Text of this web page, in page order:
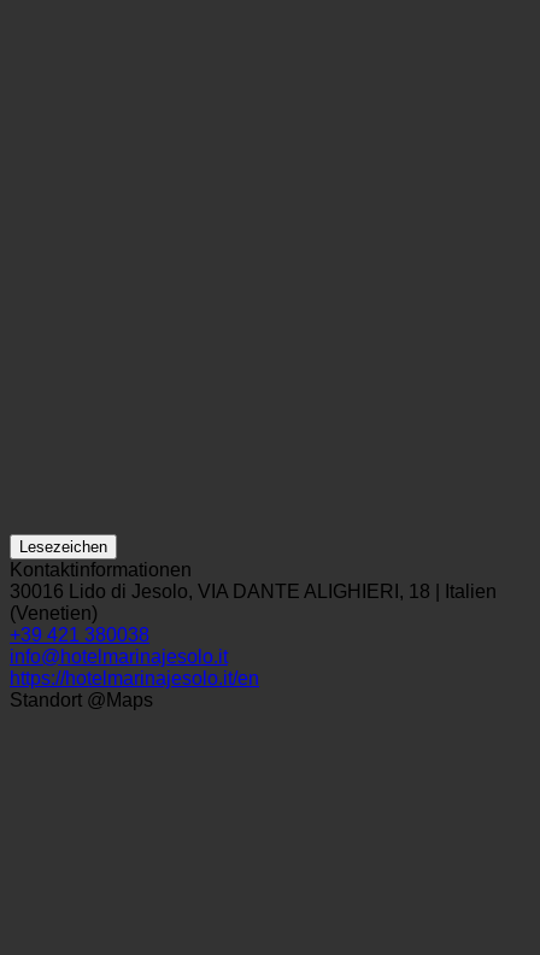
Lesezeichen
Kontaktinformationen
30016 Lido di Jesolo, VIA DANTE ALIGHIERI, 18 | Italien
(Venetien)
+39 421 380038
info@hotelmarinajesolo.it